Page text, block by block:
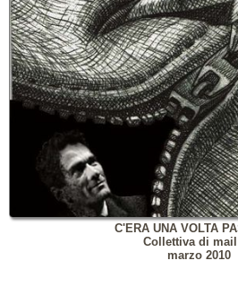
C'ERA UNA VOLTA
Collettiva di
marzo 2010